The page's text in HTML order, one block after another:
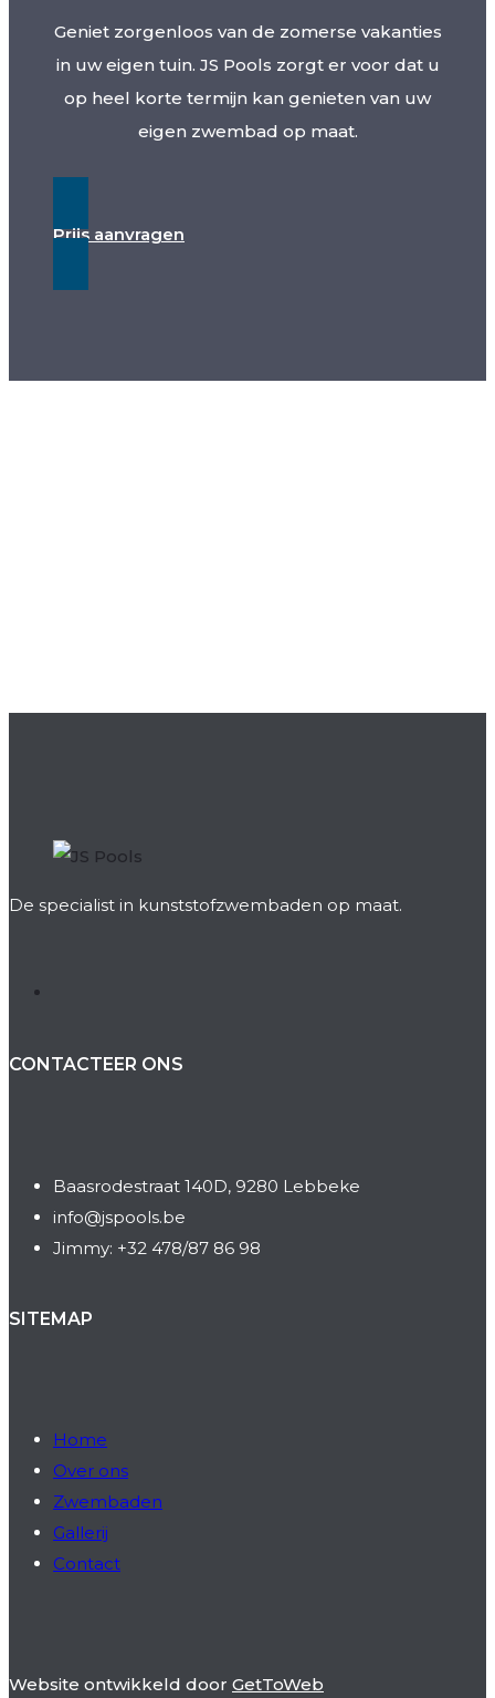
Geniet zorgenloos van de zomerse vakanties
in uw eigen tuin. JS Pools zorgt er voor dat u
op heel korte termijn kan genieten van uw
eigen zwembad op maat.
Prijs aanvragen
De specialist in kunststofzwembaden op maat.
CONTACTEER ONS
Baasrodestraat 140D, 9280 Lebbeke
info@jspools.be
Jimmy: +32 478/87 86 98
SITEMAP
Home
Over ons
Zwembaden
Gallerij
Contact
Website ontwikkeld door GetToWeb